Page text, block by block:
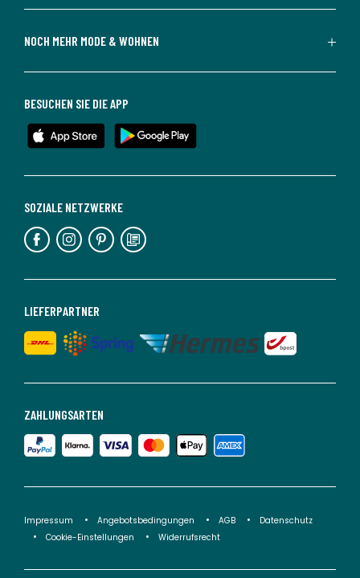
NOCH MEHR MODE & WOHNEN
ZAHLUNGSARTEN
LIEFERPARTNER
SOZIALE NETZWERKE
BESUCHEN SIE DIE APP
Impressum Angebotsbedingungen AGB
Datenschutz
Cookie-Einstellungen
Widerrufsrecht